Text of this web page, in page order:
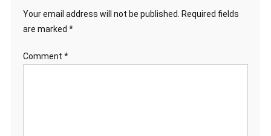
Your email address will not be published.
Required fields
are marked *
Comment *